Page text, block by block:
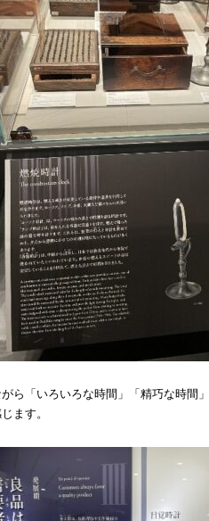
ら「いろいろな時間」「精巧な時間
ます。